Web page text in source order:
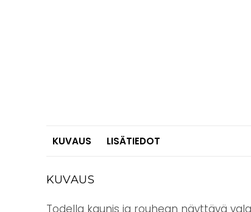
KUVAUS LISÄTIEDOT
KUVAUS
Todella kaunis ja rouhean näyttävä